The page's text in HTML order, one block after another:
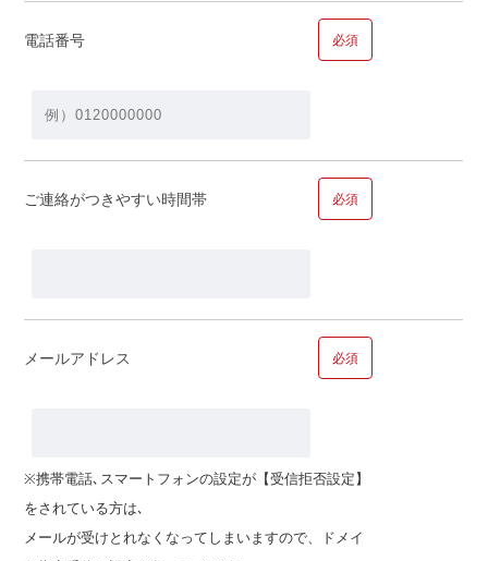
電話番号 必須
ご連絡がつきやすい時間帯 必須
メールアドレス 必須
※携帯電話､スマートフォンの設定が【受信拒否設定】
をされている方は､
メールが受けとれなくなってしまいますので、ドメイ
年収
ご家族で合計すると…
万円
■問１３.ご職業についてお聞かせください
その他